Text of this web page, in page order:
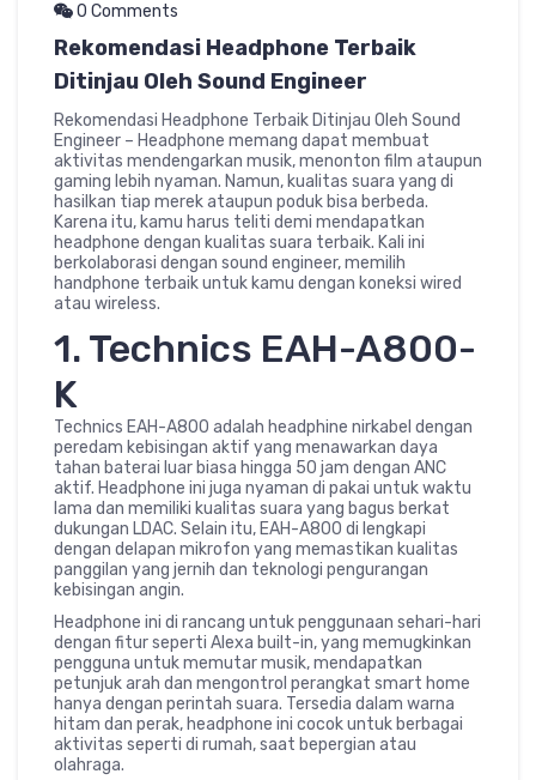
0 Comments
Rekomendasi Headphone Terbaik
Ditinjau Oleh Sound Engineer
Rekomendasi Headphone Terbaik Ditinjau Oleh Sound
Engineer – Headphone memang dapat membuat
aktivitas mendengarkan musik, menonton film ataupun
gaming lebih nyaman. Namun, kualitas suara yang di
hasilkan tiap merek ataupun poduk bisa berbeda.
Karena itu, kamu harus teliti demi mendapatkan
headphone dengan kualitas suara terbaik. Kali ini
berkolaborasi dengan sound engineer, memilih
handphone terbaik untuk kamu dengan koneksi wired
atau wireless.
1. Technics EAH-A800-
K
Technics EAH-A800 adalah headphine nirkabel dengan
peredam kebisingan aktif yang menawarkan daya
tahan baterai luar biasa hingga 50 jam dengan ANC
aktif. Headphone ini juga nyaman di pakai untuk waktu
lama dan memiliki kualitas suara yang bagus berkat
dukungan LDAC. Selain itu, EAH-A800 di lengkapi
dengan delapan mikrofon yang memastikan kualitas
panggilan yang jernih dan teknologi pengurangan
kebisingan angin.
Headphone ini di rancang untuk penggunaan sehari-hari
dengan fitur seperti Alexa built-in, yang memugkinkan
pengguna untuk memutar musik, mendapatkan
petunjuk arah dan mengontrol perangkat smart home
hanya dengan perintah suara. Tersedia dalam warna
hitam dan perak, headphone ini cocok untuk berbagai
aktivitas seperti di rumah, saat bepergian atau
olahraga.